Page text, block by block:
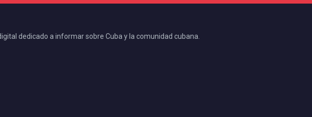
dedicado a informar sobre Cuba y la comunidad cubana.